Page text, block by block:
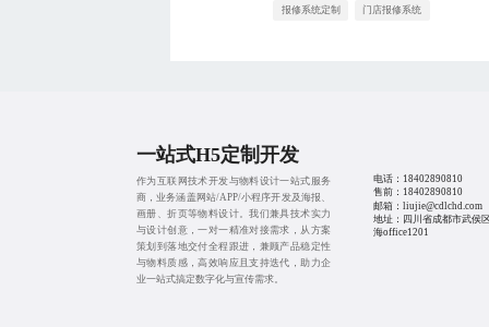
报修系统定制 门店报修系统
一站式H5定制开发
作为互联网技术开发与物料设计一站式服务
商，业务涵盖网站/APP/小程序开发及海报、
画册、折页等物料设计。我们兼具技术实力
与设计创意，一对一精准对接需求，从方案
策划到落地交付全程跟进，兼顾产品稳定性
与物料质感，高效响应且支持迭代，助力企
业一站式搞定数字化与宣传需求。
电话： 18402890810
售前： 18402890810
邮箱：liujie@cdlchd.com
地址：四川省成都市武侯
海office1201